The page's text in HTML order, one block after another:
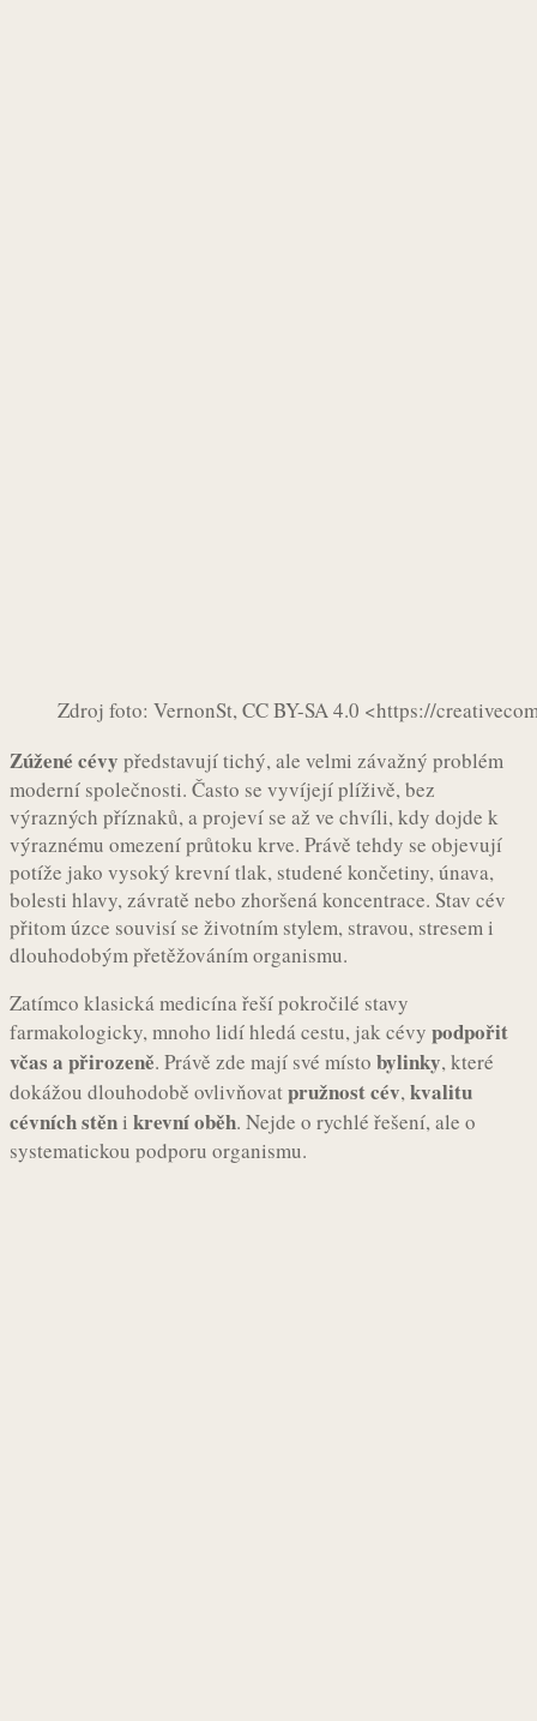
Zdroj foto: VernonSt, CC BY-SA 4.0 <https://
Zúžené cévy představují tichý, ale velmi závažný problém
moderní společnosti. Často se vyvíjejí plíživě, bez
výrazných příznaků, a projeví se až ve chvíli, kdy dojde k
výraznému omezení průtoku krve. Právě tehdy se objevují
potíže jako vysoký krevní tlak, studené končetiny, únava,
bolesti hlavy, závratě nebo zhoršená koncentrace. Stav cév
přitom úzce souvisí se životním stylem, stravou, stresem i
dlouhodobým přetěžováním organismu.
Zatímco klasická medicína řeší pokročilé stavy
farmakologicky, mnoho lidí hledá cestu, jak cévy podpořit
včas a přirozeně. Právě zde mají své místo bylinky, které
dokážou dlouhodobě ovlivňovatpružnost cév,kvalitu
cévních stěni krevní oběh. Nejde o rychlé řešení, ale o
systematickou podporu organismu.